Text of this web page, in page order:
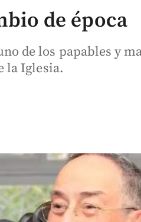
de época
de los papables y
la Iglesia.